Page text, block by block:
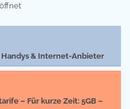
& Internet-Anbieter
– Für kurze Zeit: 5GB –